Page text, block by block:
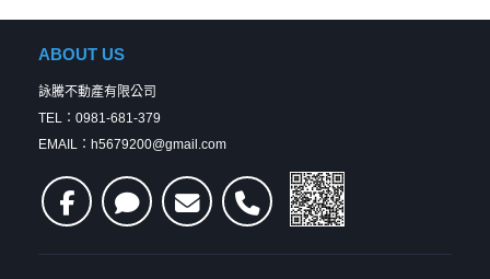
ABOUT US
詠騰不動產有限公司
TEL：0981-681-379
EMAIL：h5679200@gmail.com